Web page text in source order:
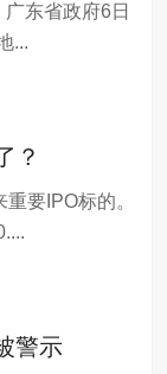
东省政府6日
...
？
要IPO标的。
警示